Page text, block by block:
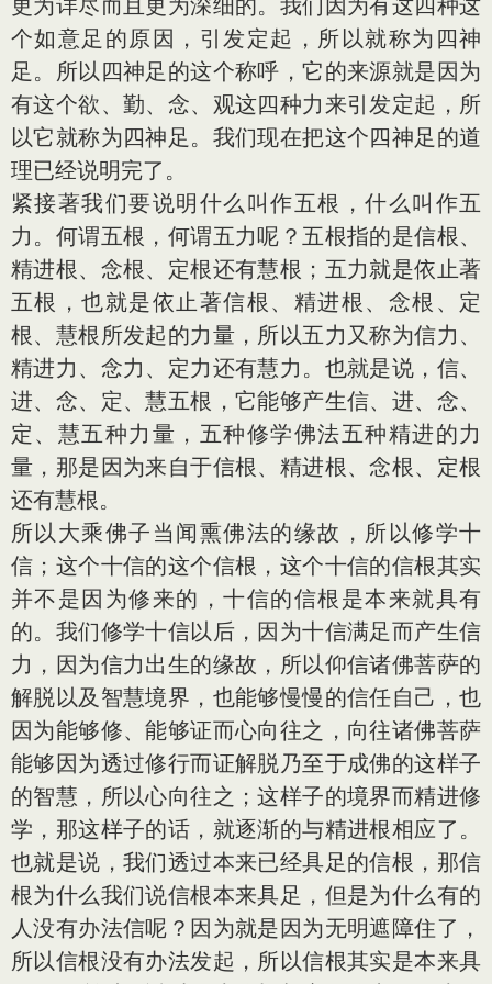
更为详尽而且更为深细的。我们因为有这四种这
个如意足的原因，引发定起，所以就称为四神
足。所以四神足的这个称呼，它的来源就是因为
有这个欲、勤、念、观这四种力来引发定起，所
以它就称为四神足。我们现在把这个四神足的道
理已经说明完了。
紧接著我们要说明什么叫作五根，什么叫作五
力。何谓五根，何谓五力呢？五根指的是信根、
精进根、念根、定根还有慧根；五力就是依止著
五根，也就是依止著信根、精进根、念根、定
根、慧根所发起的力量，所以五力又称为信力、
精进力、念力、定力还有慧力。也就是说，信、
进、念、定、慧五根，它能够产生信、进、念、
定、慧五种力量，五种修学佛法五种精进的力
量，那是因为来自于信根、精进根、念根、定根
还有慧根。
所以大乘佛子当闻熏佛法的缘故，所以修学十
信；这个十信的这个信根，这个十信的信根其实
并不是因为修来的，十信的信根是本来就具有
的。我们修学十信以后，因为十信满足而产生信
力，因为信力出生的缘故，所以仰信诸佛菩萨的
解脱以及智慧境界，也能够慢慢的信任自己，也
因为能够修、能够证而心向往之，向往诸佛菩萨
能够因为透过修行而证解脱乃至于成佛的这样子
的智慧，所以心向往之；这样子的境界而精进修
学，那这样子的话，就逐渐的与精进根相应了。
也就是说，我们透过本来已经具足的信根，那信
根为什么我们说信根本来具足，但是为什么有的
人没有办法信呢？因为就是因为无明遮障住了，
所以信根没有办法发起，所以信根其实是本来具